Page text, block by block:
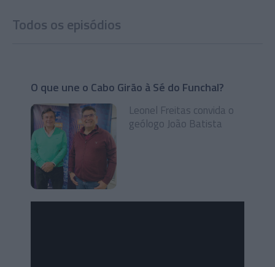
Todos os episódios
O que une o Cabo Girão à Sé do Funchal?
Leonel Freitas convida o
geólogo João Batista